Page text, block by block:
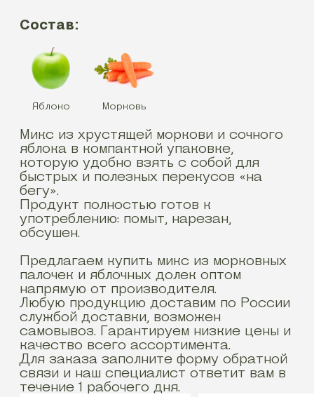
Состав:
Яблоко Морковь
Микс из хрустящей моркови и сочного
яблока в компактной упаковке,
которую удобно взять с собой для
быстрых и полезных перекусов «на
бегу».
Продукт полностью готов к
употреблению: помыт, нарезан,
обсушен.
Предлагаем купить микс из морковных
палочек и яблочных долек оптом
напрямую от производителя.
Любую продукцию доставим по России
службой доставки, возможен
самовывоз. Гарантируем низкие цены и
качество всего ассортимента.
Для заказа заполните форму обратной
связи и наш специалист ответит вам в
течение 1 рабочего дня.